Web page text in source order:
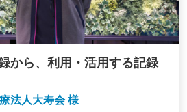
から、利用・活用する記録
法人大寿会 様